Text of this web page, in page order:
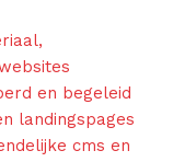
en begeleid
landingspages
cms en